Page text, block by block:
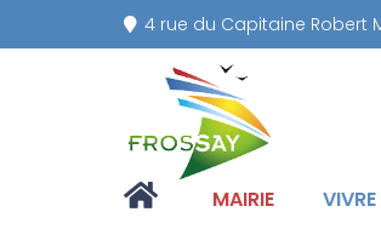
4 rue du Capitaine Robert
MAIRIE VIVRE